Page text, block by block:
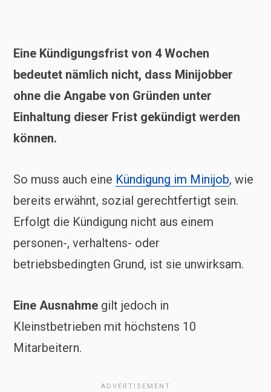
Eine Kündigungsfrist von 4 Wochen
bedeutet nämlich nicht, dass Minijobber
ohne die Angabe von Gründen unter
Einhaltung dieser Frist gekündigt werden
können.
So muss auch eine Kündigung im Minijob, wie
bereits erwähnt, sozial gerechtfertigt sein.
Erfolgt die Kündigung nicht aus einem
personen-, verhaltens- oder
betriebsbedingten Grund, ist sie unwirksam.
Eine Ausnahme gilt jedoch in
Kleinstbetrieben mit höchstens 10
Mitarbeitern.